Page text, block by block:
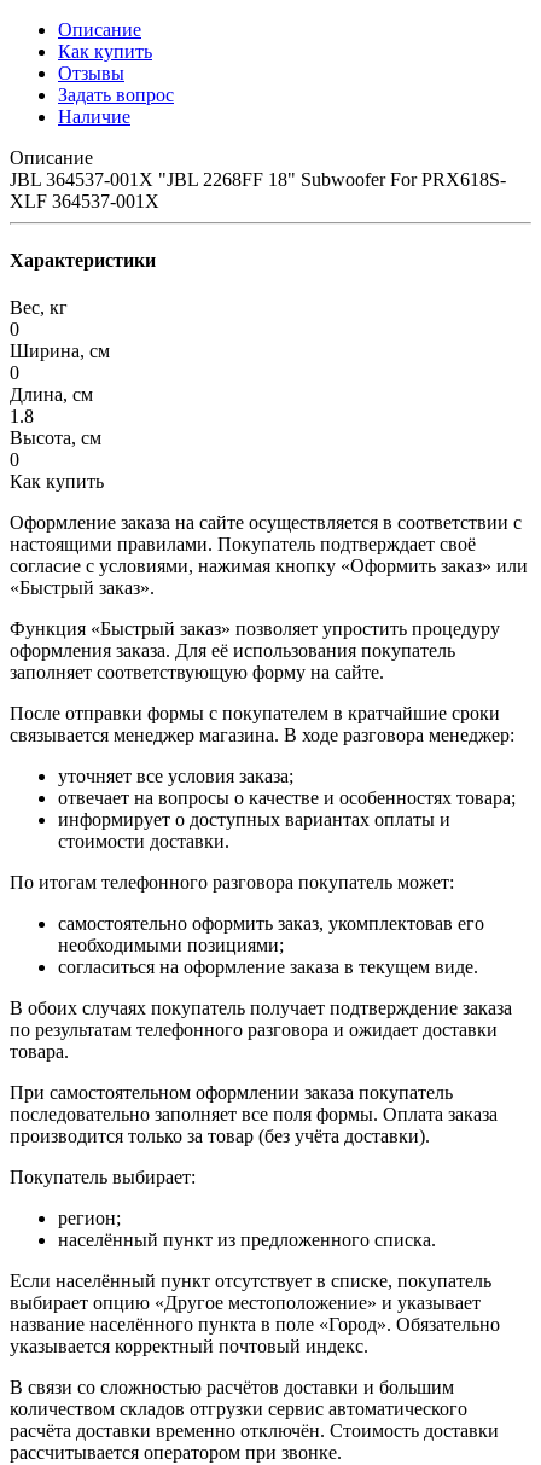
Описание
Как купить
Отзывы
Задать вопрос
Наличие
Описание
JBL 364537-001X "JBL 2268FF 18" Subwoofer For PRX618S-
XLF 364537-001X
Характеристики
Вес, кг
0
Ширина, см
0
Длина, см
1.8
Высота, см
0
Как купить
Оформление заказа на сайте осуществляется в соответствии с
настоящими правилами. Покупатель подтверждает своё
согласие с условиями, нажимая кнопку «Оформить заказ» или
«Быстрый заказ».
Функция «Быстрый заказ» позволяет упростить процедуру
оформления заказа. Для её использования покупатель
заполняет соответствующую форму на сайте.
После отправки формы с покупателем в кратчайшие сроки
связывается менеджер магазина. В ходе разговора менеджер:
уточняет все условия заказа;
отвечает на вопросы о качестве и особенностях товара;
информирует о доступных вариантах оплаты и
стоимости доставки.
По итогам телефонного разговора покупатель может:
самостоятельно оформить заказ, укомплектовав его
необходимыми позициями;
согласиться на оформление заказа в текущем виде.
В обоих случаях покупатель получает подтверждение заказа
по результатам телефонного разговора и ожидает доставки
товара.
При самостоятельном оформлении заказа покупатель
последовательно заполняет все поля формы. Оплата заказа
производится только за товар (без учёта доставки).
Покупатель выбирает:
регион;
населённый пункт из предложенного списка.
Если населённый пункт отсутствует в списке, покупатель
выбирает опцию «Другое местоположение» и указывает
название населённого пункта в поле «Город». Обязательно
указывается корректный почтовый индекс.
В связи со сложностью расчётов доставки и большим
количеством складов отгрузки сервис автоматического
расчёта доставки временно отключён. Стоимость доставки
рассчитывается оператором при звонке.